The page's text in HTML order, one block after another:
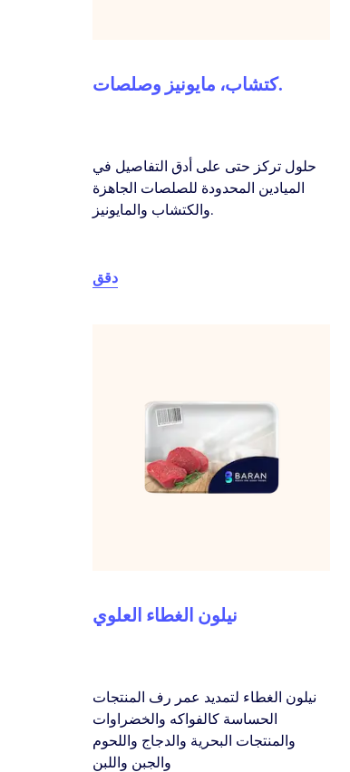
كتشاب، مايونيز وصلصات.
حلول تركز حتى على أدق التفاصيل في
الميادين المحدودة للصلصات الجاهزة
والكتشاب والمايونيز.
دقق
نيلون الغطاء العلوي
نيلون الغطاء لتمديد عمر رف المنتجات
الحساسة كالفواكه والخضراوات
والمنتجات البحرية والدجاج واللحوم
والجبن واللبن